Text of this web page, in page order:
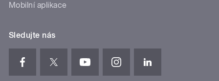
Mobilní aplikace
Sledujte nás